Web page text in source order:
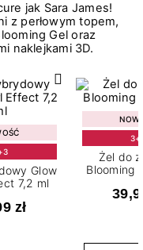
jak Sara James!
z perłowym topem,
Gel oraz
naklejkami 3D.
Glow
7,2 ml
zł
Żel do
Blooming